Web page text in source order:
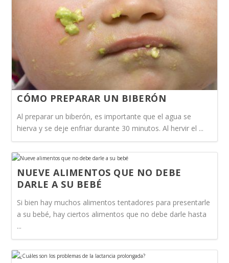
CÓMO PREPARAR UN BIBERÓN
Al preparar un biberón, es importante que el agua se
hierva y se deje enfriar durante 30 minutos. Al hervir el ...
NUEVE ALIMENTOS QUE NO DEBE
DARLE A SU BEBÉ
Si bien hay muchos alimentos tentadores para presentarle
a su bebé, hay ciertos alimentos que no debe darle hasta
...